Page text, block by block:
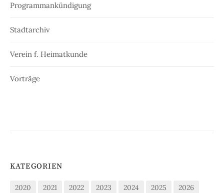
Programmankündigung
Stadtarchiv
Verein f. Heimatkunde
Vorträge
KATEGORIEN
2020 2021 2022 2023 2024 2025
2026